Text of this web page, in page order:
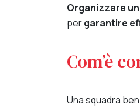
Organizzare
pergarantire
Com’è
Una squadra